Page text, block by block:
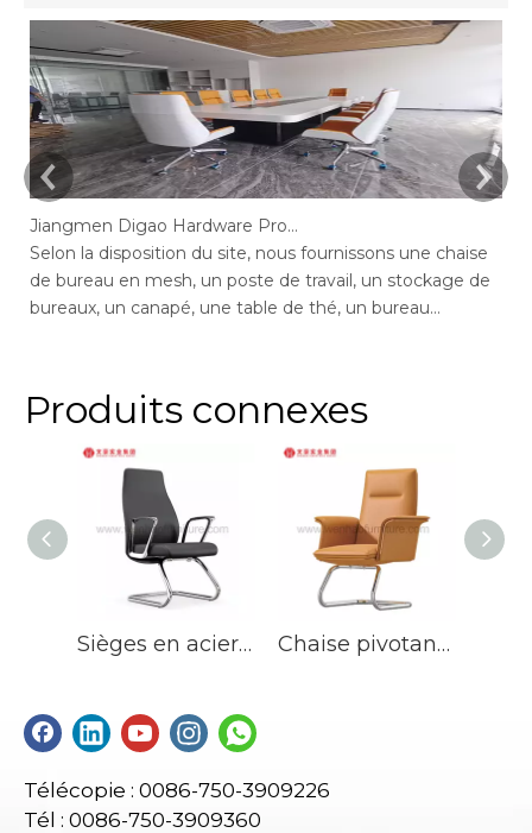
Jiangmen Digao Hardware Products Company
Selon la disposition du site, nous fournissons une chaise
de bureau en mesh, un poste de travail, un stockage de
bureaux, un canapé, une table de thé, un bureau
en député, réception.
Produits connexes
Sièges en acier de chaise de réunion de meubles de salle de conférence de tissu en cuir d'usine Chaise pivotante multifonctionnelle de haute qualité pour mobilier de bureau moderne
Télécopie : 0086-750-3909226
Tél : 0086-750-3909360